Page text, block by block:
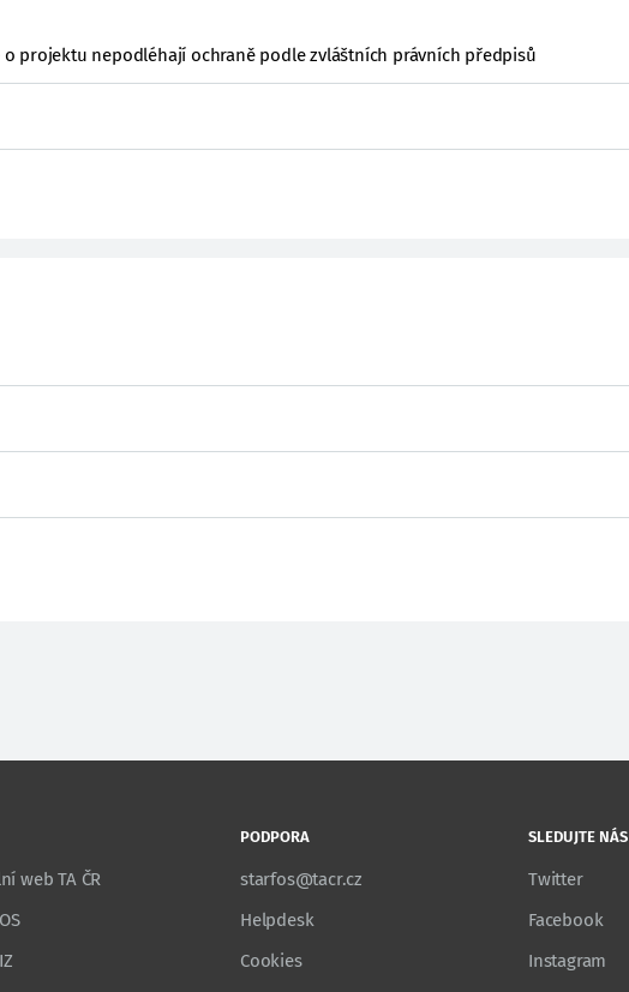
o projektu nepodléhají ochraně podle zvláštních právních předpisů
web TA ČR
PODPORA
starfos@tacr.cz
Helpdesk
Cookies
SLEDUJTE NÁS
Twitter
Facebook
Instagram